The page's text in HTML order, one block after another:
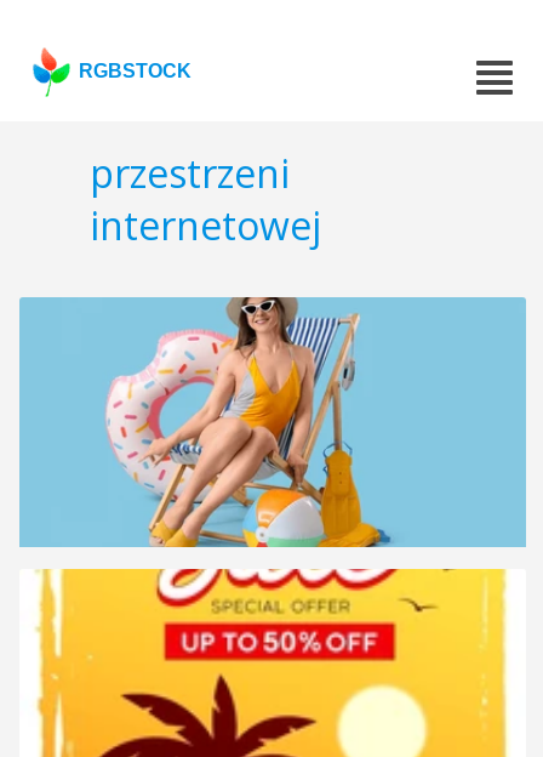
RGBSTOCK
przestrzeni
internetowej